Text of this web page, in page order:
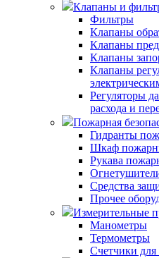
Клапаны и
Фильтры
Клапаны
Клапаны
Клапаны
Клапаны
Регуляторы
расхода и
Пожарная
Гидранты
Шкаф
Рукава
Средства
Прочее
Измерительные
Манометры
Термометры
Счетчики